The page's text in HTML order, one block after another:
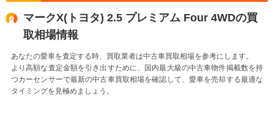
マークX(トヨタ) 2.5 プレミアム Four 4WDの買
取相場情報
あなたの愛車を査定する時、買取業者は中古車買取相場を参考にします。
より高額な査定金額を引き出すために、国内最大級の中古車物件掲載数を持
つカーセンサーで最新の中古車買取相場を確認して、愛車を売却する最適な
タイミングを見極めましょう。